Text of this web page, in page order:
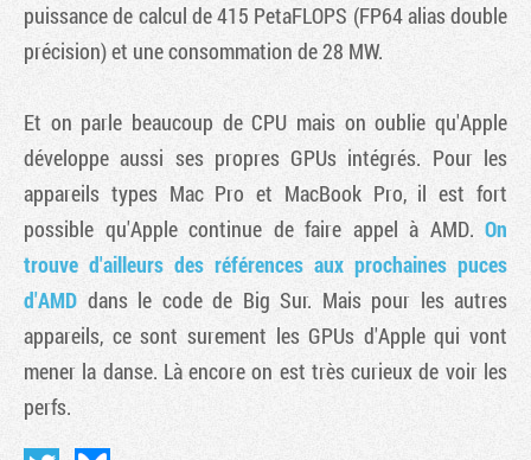
puissance de calcul de 415 PetaFLOPS (FP64 alias double
précision) et une consommation de 28 MW.
Et on parle beaucoup de CPU mais on oublie qu'Apple
développe aussi ses propres GPUs intégrés. Pour les
appareils types Mac Pro et MacBook Pro, il est fort
possible qu'Apple continue de faire appel à AMD. On
trouve d'ailleurs des références aux prochaines puces
d'AMD dans le code de Big Sur. Mais pour les autres
appareils, ce sont surement les GPUs d'Apple qui vont
mener la danse. Là encore on est très curieux de voir les
perfs.